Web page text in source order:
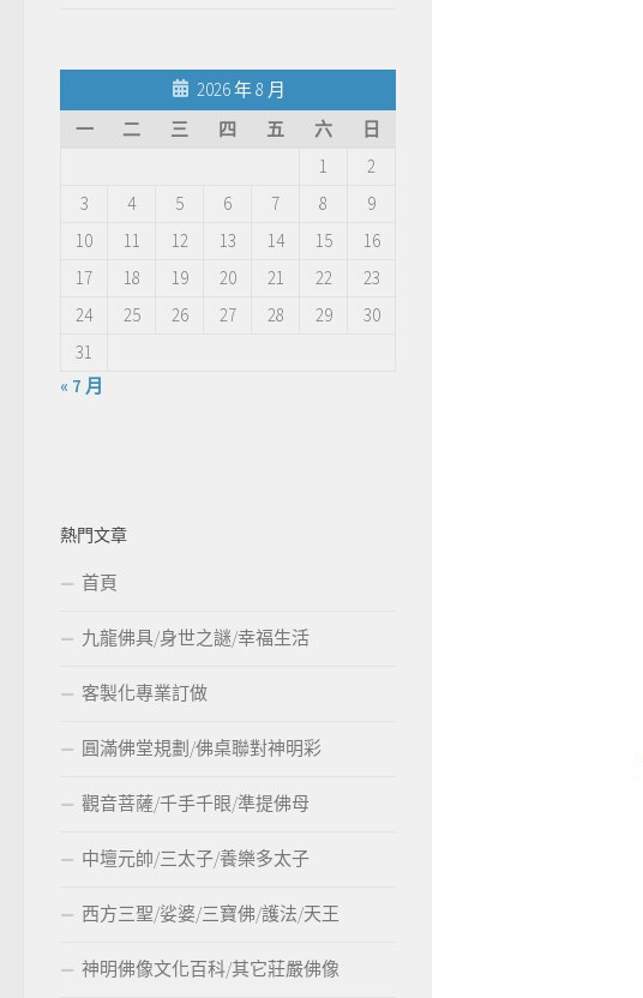
2026 年 8 月
一
二 三 四 五 六
日
1
2
3
4 5 6 7 8
9
10
11 12 13 14 15
16
17
18 19 20 21 22
23
24
25 26 27 28 29
30
31
« 7 月
熱門文章
首頁
九龍佛具/身世之謎/幸福生活
客製化專業訂做
圓滿佛堂規劃/佛桌聯對神明彩
觀音菩薩/千手千眼/準提佛母
中壇元帥/三太子/養樂多太子
西方三聖/娑婆/三寶佛/護法/天王
神明佛像文化百科/其它莊嚴佛像